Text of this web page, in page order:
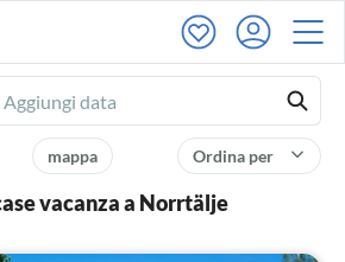
Ordina per
mappa
vacanza a Norrtälje